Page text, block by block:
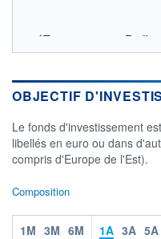
AT0000859509 -
OPCVM DERNIER
CATÉGORIE MORNINGSTAR
Obligations Europe
OBJECTIF
Le fonds d'investissement
libellés en euro ou dans
compris d'Europe de l'Est).
Composition
1M 3M 6M 1A 3A 5A